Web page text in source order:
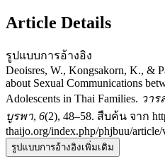
Article Details
รูปแบบการอ้างอิง
Deoisres, W., Kongsakorn, K., &
about Sexual Communications
Adolescents in Thai Families. วา
บูรพา, 6(2), 48–58. สืบค้น จาก
thaijo.org/index.php/phjbuu/
รูปแบบการอ้างอิงเพิ่มเติม